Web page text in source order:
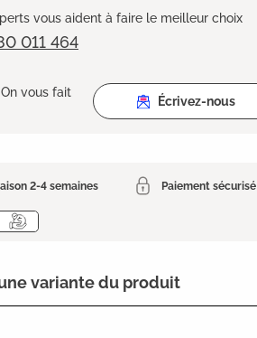
vous aident à faire le meilleur choix
011 464
vous fait
Écrivez-nous
2-4 semaines Paiement sécurisé
variante du produit